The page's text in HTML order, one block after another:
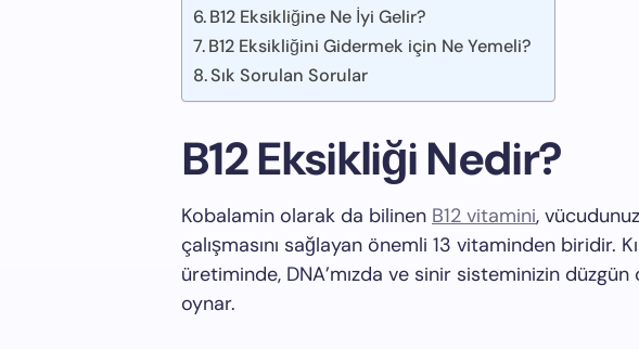
B12 Eksikliğine Ne İyi Gelir?
B12 Eksikliğini Gidermek için Ne Yemeli?
Sık Sorulan Sorular
B12 Eksikliği Nedir?
Kobalamin olarak da bilinen B12 vitamini,
çalışmasını sağlayan önemli 13 vitaminden biridir.
üretiminde, DNA’mızda ve sinir sisteminizin
oynar.